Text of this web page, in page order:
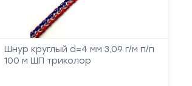
Шнур круглый d=4 мм 3,09 г/м п/п
100 м ШП триколор